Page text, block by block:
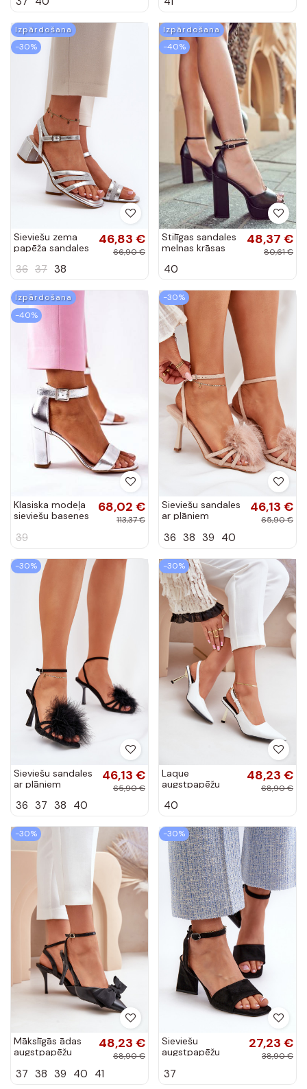
Izpārdošana
-30%
Sieviešu zema
papēža sandales
Sergio Leone
krāsā
46,83 €
66,90 €
36 37 38
Izpārdošana
-40%
Stilīgas sandales
melnas krāsas
48,37 €
80,61 €
40
Izpārdošana
-40%
Klasiska modeļa
sieviešu basenes
Sudraba krāsas
68,02 €
113,37 €
39
-30%
Sieviešu sandales
ar plāniem
dekorētas ar
krāsā Xaliope
46,13 €
65,90 €
36 38 39 40
-30%
Sieviešu sandales
ar plāniem
dekorētas ar
krāsā Xaliope
46,13 €
65,90 €
36 37 38 40
-30%
Laque
augstpapēžu
spicu purngalu
Filona
48,23 €
68,90 €
40
-30%
Mākslīgās ādas
augstpapēžu
melnā krāsā
48,23 €
68,90 €
37 38 39 40 41
-30%
Sieviešu
augstpapēžu
izgatavotas no
27,23 €
38,90 €
37